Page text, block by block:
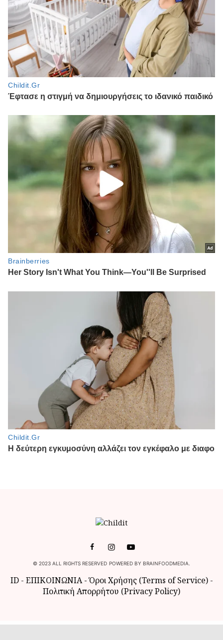
© 2023 ALL RIGHTS RESERVED POWERED BY BRAINFOODMEDIA.
ID- ΕΠΙΚΟΙΝΩΝΙΑ-Όροι Χρήσης (Terms of Service)-
Πολιτική Απορρήτου (Privacy Policy)